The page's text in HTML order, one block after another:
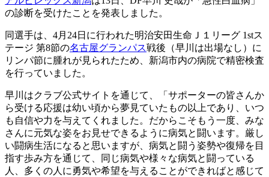
の診断を受けたことを発表しました。
同選手は、4月24日に行われた明治安田生命Ｊ１リーグ 1stス
テージ 第8節の名古屋グランパス戦後（早川は出場なし）に
リンパ節に腫れが見られたため、新潟市内の病院で精密検査
を行っていました。
早川はクラブ公式サイトを通じて、「サポーターの皆さんか
ら受ける応援は幼い頃から夢見ていたもの以上であり、いつ
も自信や力を与えてくれました。だからこそもう一度、みな
さんに元気な姿をお見せできるように病気と闘います。厳し
い闘病生活になると思いますが、病気と闘う姿勢や復帰を目
指す歩み方を通じて、同じ病気や様々な病気と闘っている
人、多くの人に勇気や希望を与えることができればと感じて